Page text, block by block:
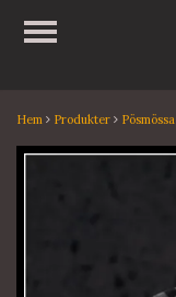
Hem Produkter Pösmössa